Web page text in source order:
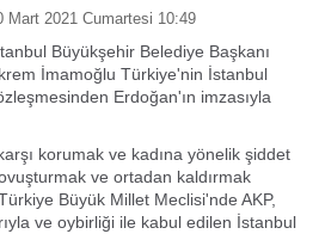
Mart 2021 Cumartesi 10:49
Büyükşehir Belediye Başkanı
İmamoğlu Türkiye'nin İstanbul
Erdoğan'ın imzasıyla
korumak ve kadına yönelik şiddet
ve ortadan kaldırmak
Büyük Millet Meclisi'nde AKP,
ve oybirliği ile kabul edilen İstanbul